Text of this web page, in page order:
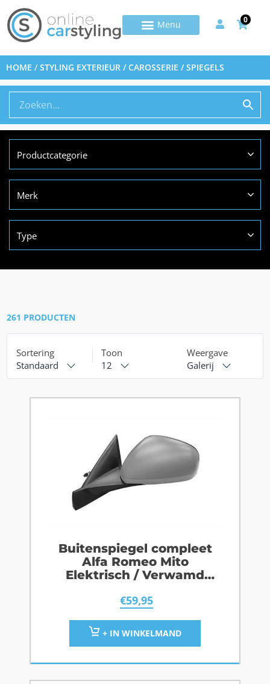
0
HOME /STYLING EXTERIEUR /CAROSSERIE / SPIEGELS
Productcategorie
Merk
Type
261 PRODUCTEN
Sortering
Standaard
Toon
12
Weergave
Galerij
Buitenspiegel compleet
Alfa Romeo Mito
Elektrisch / Verwamd
€59,95
+ IN WINKELMAND